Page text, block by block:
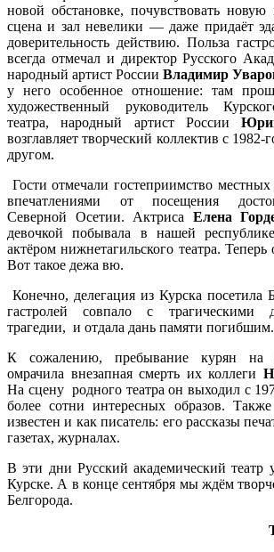
новой обстановке, почувствовать
сцена и зал невелики — даже придаёт
доверительность действию. Польза
всегда отмечал и директор Русского
народный артист России Владимир
у него особенное отношение: там
художественный руководитель
театра, народный артист России
возглавляет творческий коллектив с 1982-
другом.
Гости отмечали гостеприимство
впечатлениями от посещения
Северной Осетии. Актриса Елена
девочкой побывала в нашей
актёром нижнетагильского театра.
Вот такое дежа вю.
Конечно, делегация из Курска посетила
гастролей совпало с трагическими
трагедии, и отдала дань памяти погибшим.
К сожалению, пребывание курян на
омрачила внезапная смерть их коллеги
На сцену родного театра он выходил с
более сотни интересных образов.
известен и как писатель: его рассказы
газетах, журналах.
В эти дни Русский академический театр
Курске. А в конце сентября мы ждём
Белгорода.